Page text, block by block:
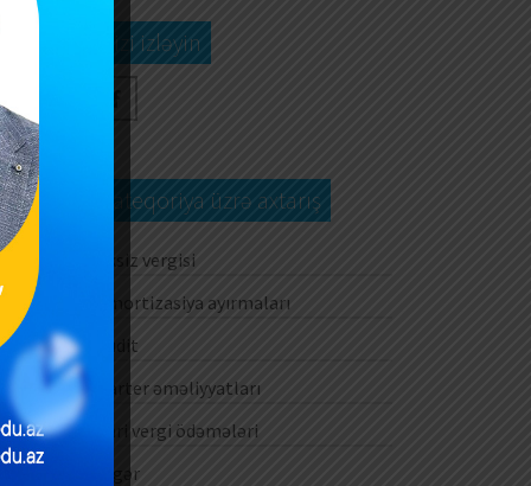
Bizi izləyin
Kateqoriya üzrə axtarış
Aksiz vergisi
Amortizasiya ayırmaları
Audit
Barter əməliyyatları
Cari vergi ödəmələri
Digər